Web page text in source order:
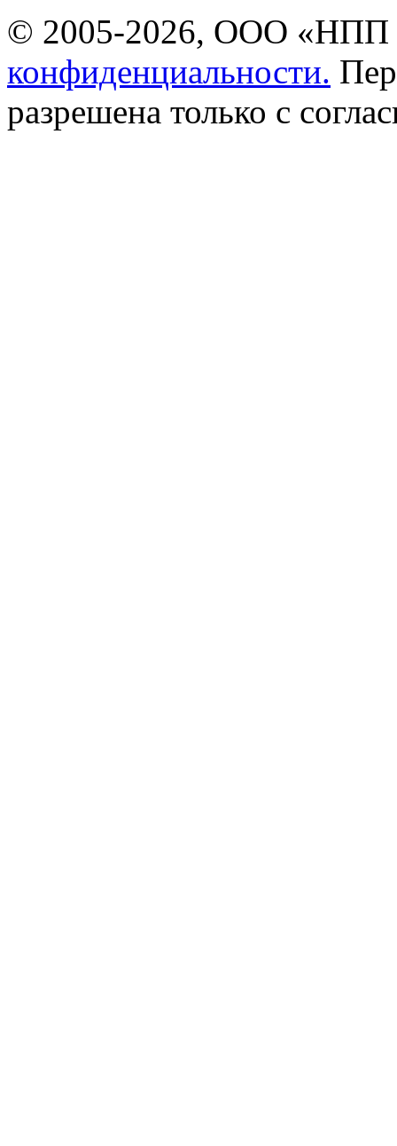
© 2005-2026, ООО «НПП
конфиденциальности.
разрешена только с